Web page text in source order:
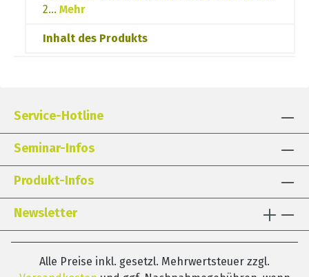
2… Mehr
Inhalt des Produkts
Service-Hotline
Seminar-Infos
Produkt-Infos
Newsletter
Alle Preise inkl. gesetzl. Mehrwertsteuer zzgl.